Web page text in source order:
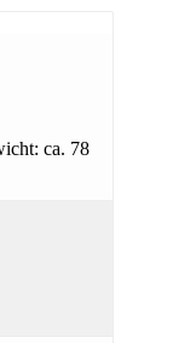
ca. 78